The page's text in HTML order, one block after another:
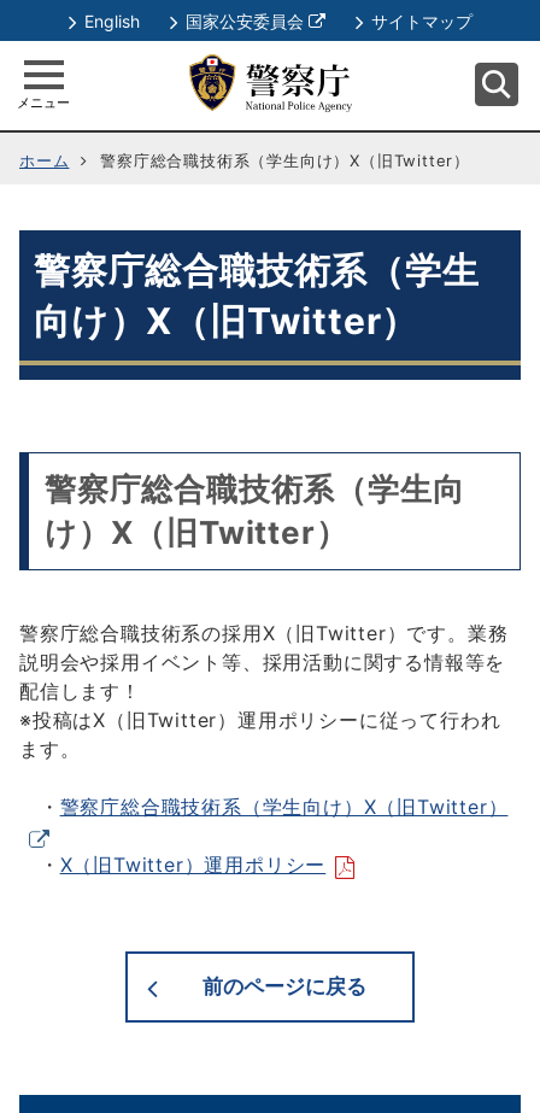
English 国家公安委員会
別
ウ
ィ
ン
ド
ウ
く
サイトマップ
メニュー
ホーム 警察庁総合職技術系（学生向け）X（旧Twitter）
警察庁総合職技術系（学生
向け）X（旧Twitter）
警察庁総合職技術系（学生向
け）X（旧Twitter）
警察庁総合職技術系の採用X（旧Twitter）です。業務
説明会や採用イベント等、採用活動に関する情報等を
配信します！
※投稿はX（旧Twitter）運用ポリシーに従って行われ
ます。
・ 警察庁総合職技術系（学生向け）X（旧Twitter）
・ X（旧Twitter）運用ポリシー
前のページに戻る